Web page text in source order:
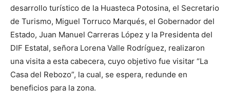
desarrollo turístico de la Huasteca Potosina, el Secretario
de Turismo, Miguel Torruco Marqués, el Gobernador del
Estado, Juan Manuel Carreras López y la Presidenta del
DIF Estatal, señora Lorena Valle Rodríguez, realizaron
una visita a esta cabecera, cuyo objetivo fue visitar “La
Casa del Rebozo”, la cual, se espera, redunde en
beneficios para la zona.